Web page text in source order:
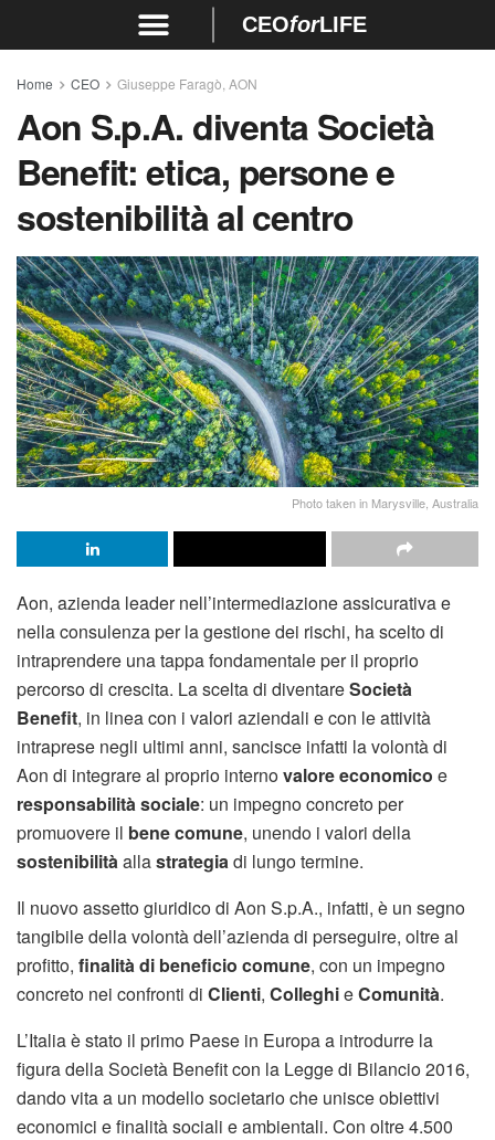
CEOforLIFE
Home CEO Giuseppe Faragò, AON
Aon S.p.A. diventa Società
Benefit: etica, persone e
sostenibilità al centro
Photo taken in Marysville, Australia
Aon, azienda leader nell’intermediazione assicurativa e
nella consulenza per la gestione dei rischi, ha scelto di
intraprendere una tappa fondamentale per il proprio
percorso di crescita. La scelta di diventareSocietà
Benefit, in linea con i valori aziendali e con le attività
intraprese negli ultimi anni, sancisce infatti la volontà di
Aon di integrare al proprio internovalore economico e
responsabilità sociale: un impegno concreto per
promuovere il bene comune, unendo i valori della
sostenibilitàallastrategiadi lungo termine.
Il nuovo assetto giuridico di Aon S.p.A., infatti, è un segno
tangibile della volontà dell’azienda di perseguire, oltre al
profitto, finalità di beneficio comune, con un impegno
concreto nei confronti di Clienti, ColleghieComunità.
L’Italia è stato il primo Paese in Europa a introdurre la
figura della Società Benefit con la Legge di Bilancio 2016,
dando vita a un modello societario che unisce obiettivi
economici e finalità sociali e ambientali. Con oltre 4.500